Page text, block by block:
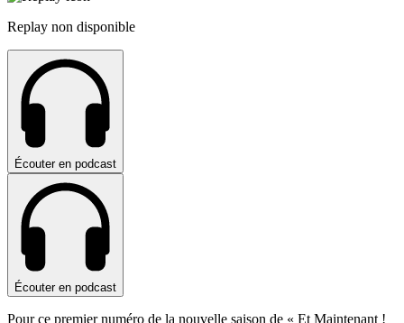
Replay non disponible
Écouter en podcast
Écouter en podcast
Pour ce premier numéro de la nouvelle saison de « Et Maintenant !